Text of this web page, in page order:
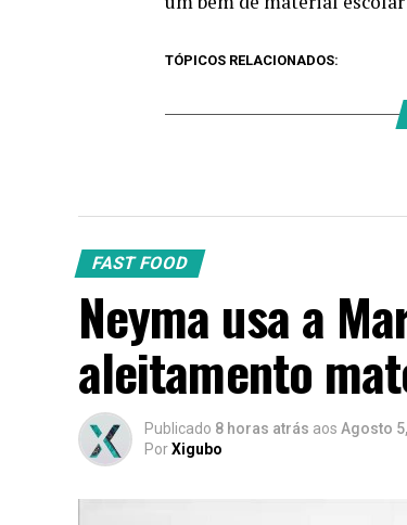
TÓPICOS RELACIONADOS:
FAST FOOD
Neyma usa a
aleitamento
Publicado 8 horas atrás aos Agosto
PorXigubo